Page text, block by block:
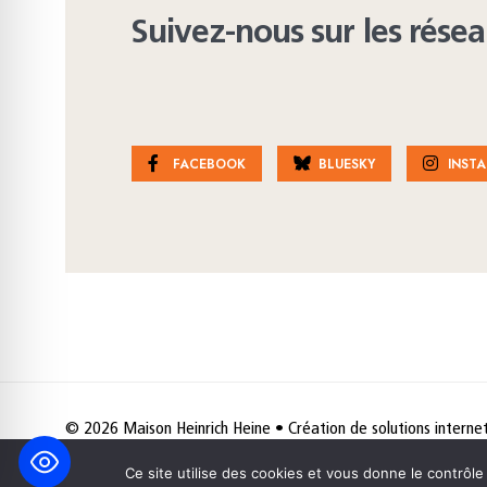
Suivez-nous sur les
FACEBOOK BLUESKY
© 2026 Maison Heinrich Heine • Création de solutions
Ce site utilise des cookies et vous donne le